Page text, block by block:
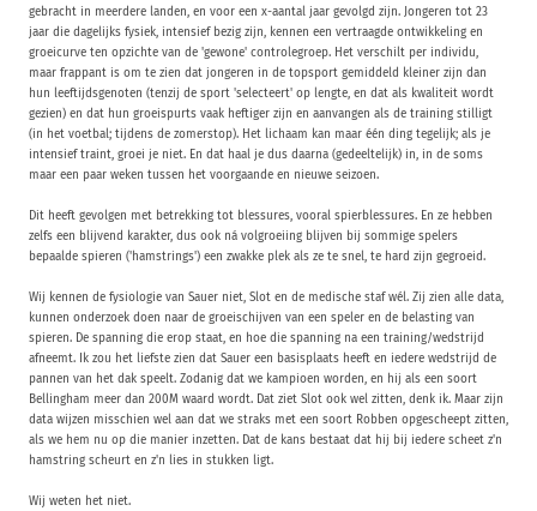
gebracht in meerdere landen, en voor een x-aantal jaar gevolgd zijn. Jongeren tot 23
jaar die dagelijks fysiek, intensief bezig zijn, kennen een vertraagde ontwikkeling en
groeicurve ten opzichte van de 'gewone' controlegroep. Het verschilt per individu,
maar frappant is om te zien dat jongeren in de topsport gemiddeld kleiner zijn dan
hun leeftijdsgenoten (tenzij de sport 'selecteert' op lengte, en dat als kwaliteit wordt
gezien) en dat hun groeispurts vaak heftiger zijn en aanvangen als de training stilligt
(in het voetbal; tijdens de zomerstop). Het lichaam kan maar één ding tegelijk; als je
intensief traint, groei je niet. En dat haal je dus daarna (gedeeltelijk) in, in de soms
maar een paar weken tussen het voorgaande en nieuwe seizoen.
Dit heeft gevolgen met betrekking tot blessures, vooral spierblessures. En ze hebben
zelfs een blijvend karakter, dus ook ná volgroeiing blijven bij sommige spelers
bepaalde spieren ('hamstrings') een zwakke plek als ze te snel, te hard zijn gegroeid.
Wij kennen de fysiologie van Sauer niet, Slot en de medische staf wél. Zij zien alle data,
kunnen onderzoek doen naar de groeischijven van een speler en de belasting van
spieren. De spanning die erop staat, en hoe die spanning na een training/wedstrijd
afneemt. Ik zou het liefste zien dat Sauer een basisplaats heeft en iedere wedstrijd de
pannen van het dak speelt. Zodanig dat we kampioen worden, en hij als een soort
Bellingham meer dan 200M waard wordt. Dat ziet Slot ook wel zitten, denk ik. Maar zijn
data wijzen misschien wel aan dat we straks met een soort Robben opgescheept zitten,
als we hem nu op die manier inzetten. Dat de kans bestaat dat hij bij iedere scheet z'n
hamstring scheurt en z'n lies in stukken ligt.
Wij weten het niet.